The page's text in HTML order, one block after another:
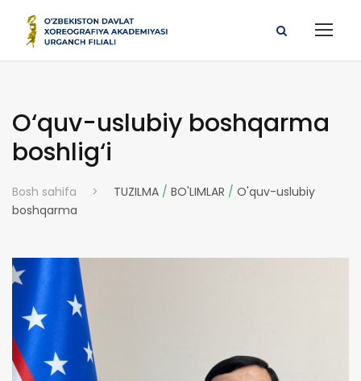
O‘quv-uslubiy boshqarma
boshlig‘i
Bosh sahifa > TUZILMA / BO'LIMLAR / O'quv-uslubiy
boshqarma